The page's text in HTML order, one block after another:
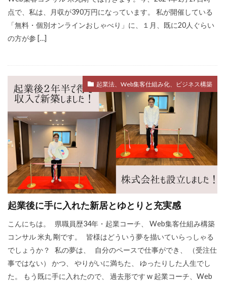
点で、私は、月収が390万円になっています。 私が開催している
「無料・個別オンラインおしゃべり」に、１月、既に20人ぐらい
の方が参 […]
起業法、Web集客仕組み化、ビジネス構築
起業後に手に入れた新居とゆとりと充実感
こんにちは。 県職員歴34年・起業コーチ、 Web集客仕組み構築
コンサル 米丸 剛です。 皆様はどういう夢を描いていらっしゃる
でしょうか？ 私の夢は、 自分のペースで仕事ができ、 （受注仕
事ではない） かつ、 やりがいに満ちた、 ゆったりした人生でし
た。 もう既に手に入れたので、 過去形です w 起業コーチ、Web